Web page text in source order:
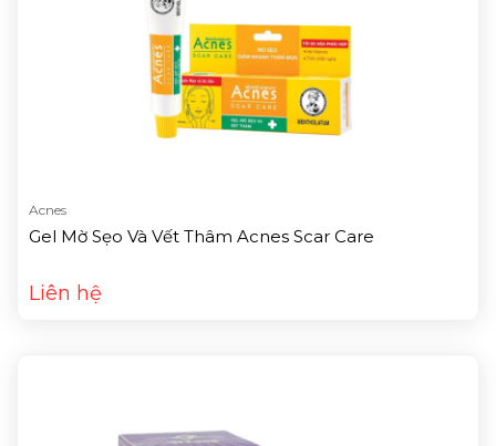
Acnes
Gel Mờ Sẹo Và Vết Thâm Acnes Scar Care
Liên hệ